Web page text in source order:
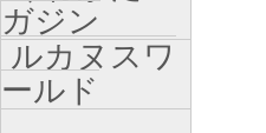
ガジン
ルカヌスワ
ールド